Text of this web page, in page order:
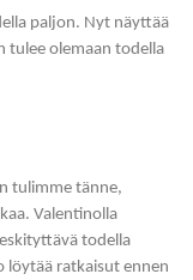
paljon. Nyt näyttää
tulee olemaan todella
tulimme tänne,
Valentinolla
todella
löytää ratkaisut ennen